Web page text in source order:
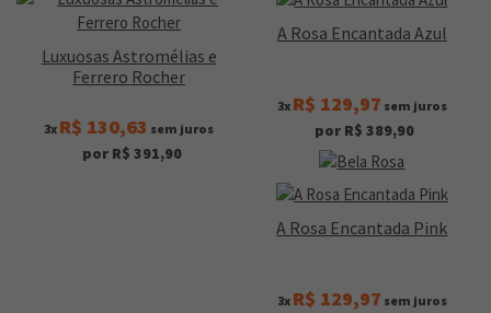
Luxuosas Astromélias e
Ferrero Rocher
3x R$ 130,63 sem juros
por R$ 391,90
A Rosa Encantada Azul
3x R$ 129,97 sem juros
por R$ 389,90
A Rosa Encantada Pink
3x R$ 129,97 sem juros